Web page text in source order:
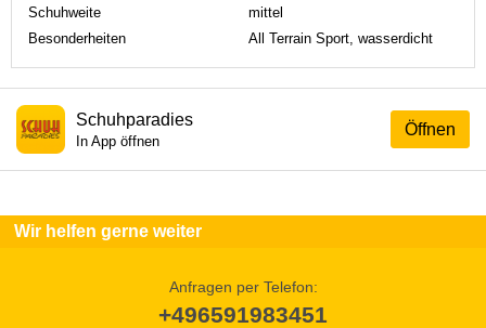
Schuhweite
mittel
Besonderheiten
All Terrain Sport, wasserdicht
Öffnen
Schuhparadies
In App öffnen
Wir helfen gerne weiter
Anfragen per Telefon:
+496591983451